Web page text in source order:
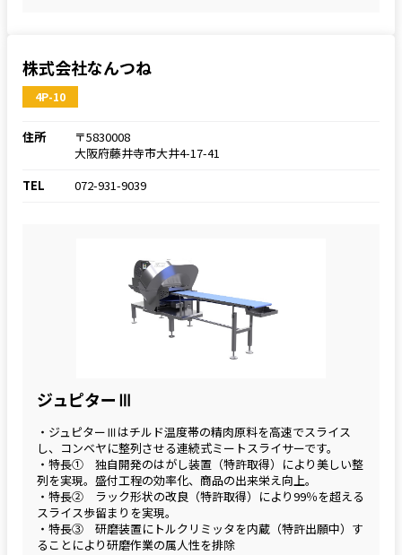
株式会社なんつね
4P-10
住所
〒5830008
大阪府藤井寺市大井4-17-41
TEL
072-931-9039
ジュピターⅢ
・ジュピターⅢはチルド温度帯の精肉原料を高速でスライス
し、コンベヤに整列させる連続式ミートスライサーです。
・特長① 独自開発のはがし装置（特許取得）により美しい整
列を実現。盛付工程の効率化、商品の出来栄え向上。
・特長② ラック形状の改良（特許取得）により99％を超える
スライス歩留まりを実現。
・特長③ 研磨装置にトルクリミッタを内蔵（特許出願中）す
ることにより研磨作業の属人性を排除